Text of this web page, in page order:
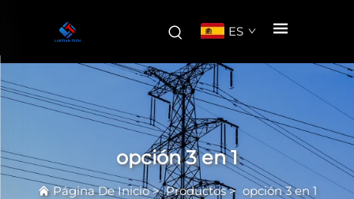
ES
opción 3 en 1
Página De Inicio>Productos> opción 3 en 1